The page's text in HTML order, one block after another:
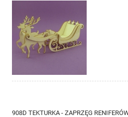
908D TEKTURKA - ZAPRZĘG